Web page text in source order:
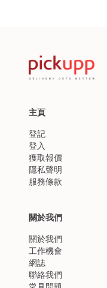
主頁
登記
登入
獲取報價
隱私聲明
服務條款
關於我們
關於我們
工作機會
網誌
聯絡我們